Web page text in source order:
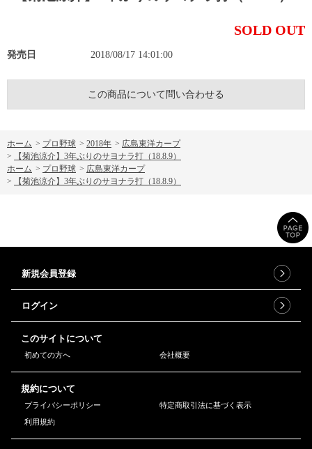
SOLD OUT
発売日 2018/08/17 14:01:00
この商品について問い合わせる
ホーム > プロ野球 > 2018年 > 広島東洋カープ
>
【菊池涼介】3年ぶりのサヨナラ打（18.8.9）
ホーム > プロ野球 > 広島東洋カープ
>
【菊池涼介】3年ぶりのサヨナラ打（18.8.9）
新規会員登録
ログイン
このサイトについて
初めての方へ 会社概要
規約について
プライバシーポリシー
特定商取引法に基づく表示
利用規約